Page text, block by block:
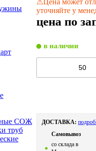
СОЖ
труб
уточняйте у
цена по
в наличии
ДОСТАВКА:
Самовывоз
со склада в